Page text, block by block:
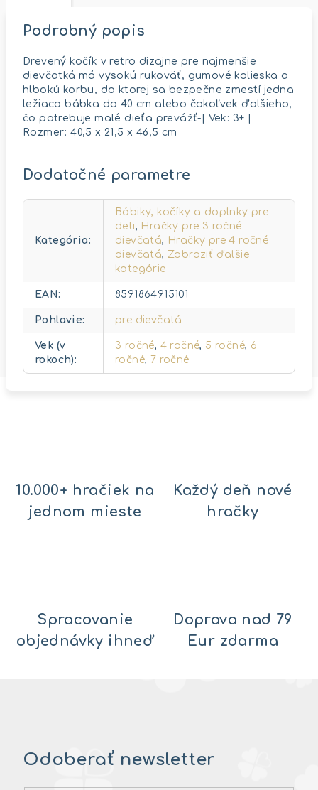
Podrobný popis
Drevený kočík v retro dizajne pre najmenšie
dievčatká má vysokú rukoväť, gumové kolieska a
hlbokú korbu, do ktorej sa bezpečne zmestí jedna
ležiaca bábka do 40 cm alebo čokoľvek ďalšieho,
čo potrebuje malé dieťa prevážť-| Vek: 3+ |
Rozmer: 40,5 x 21,5 x 46,5 cm
Dodatočné parametre
Kategória:
Bábiky, kočíky a doplnky pre
deti, Hračky pre 3 ročné
dievčatá, Hračky pre 4 ročné
dievčatá, Zobraziť ďalšie
kategórie
EAN: 8591864915101
Pohlavie: pre dievčatá
Vek (v
rokoch):
3 ročné, 4 ročné, 5 ročné, 6
ročné, 7 ročné
10.000+ hračiek na
jednom mieste
Každý deň nové
hračky
Spracovanie
objednávky ihneď
Doprava nad 79
Eur zdarma
Odoberať newsletter